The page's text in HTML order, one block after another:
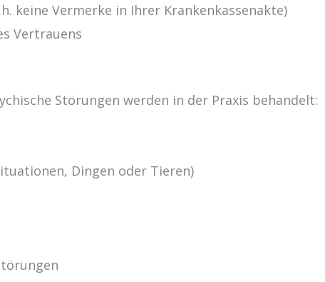
keine Vermerke in Ihrer Krankenkassenakte)
Vertrauens
Störungen werden in der Praxis behandelt:
Dingen oder Tieren)